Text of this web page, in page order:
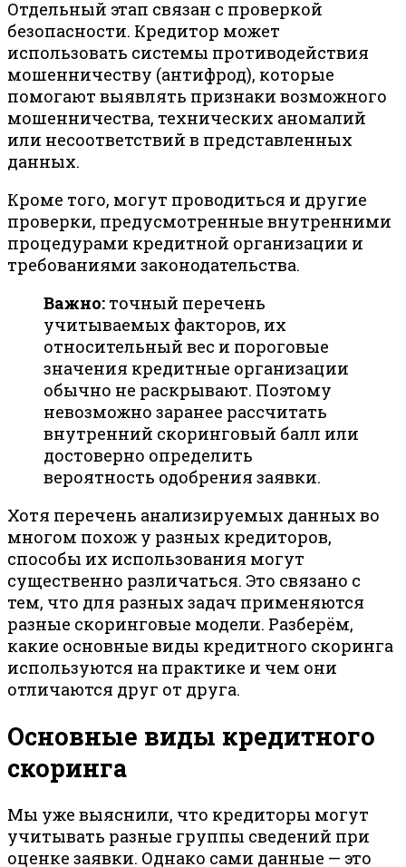
Отдельный этап связан с проверкой
безопасности. Кредитор может
использовать системы противодействия
мошенничеству (антифрод), которые
помогают выявлять признаки возможного
мошенничества, технических аномалий
или несоответствий в представленных
данных.
Кроме того, могут проводиться и другие
проверки, предусмотренные внутренними
процедурами кредитной организации и
требованиями законодательства.
Важно: точный перечень
учитываемых факторов, их
относительный вес и пороговые
значения кредитные организации
обычно не раскрывают. Поэтому
невозможно заранее рассчитать
внутренний скоринговый балл или
достоверно определить
вероятность одобрения заявки.
Хотя перечень анализируемых данных во
многом похож у разных кредиторов,
способы их использования могут
существенно различаться. Это связано с
тем, что для разных задач применяются
разные скоринговые модели. Разберём,
какие основные виды кредитного скоринга
используются на практике и чем они
отличаются друг от друга.
Основные виды кредитного
скоринга
Мы уже выяснили, что кредиторы могут
учитывать разные группы сведений при
оценке заявки. Однако сами данные — это